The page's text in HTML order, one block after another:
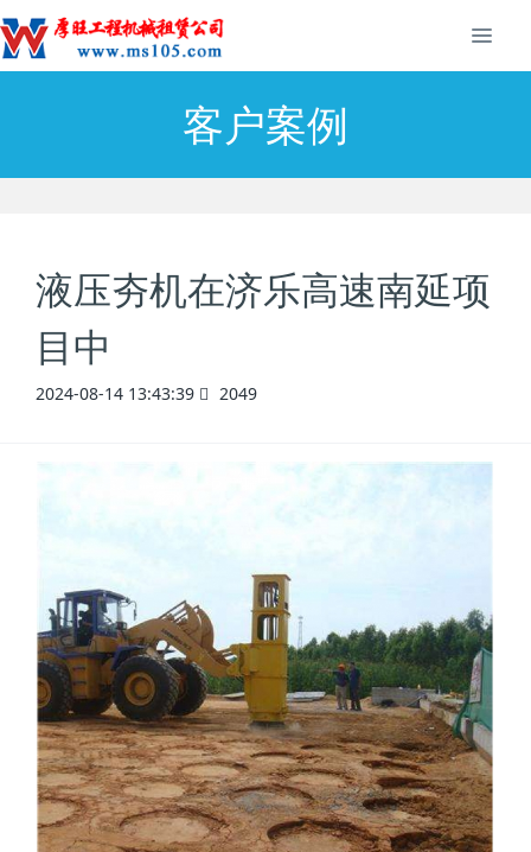
客户案例
液压夯机在济乐高速南延项
目中
2024-08-14 13:43:39 2049